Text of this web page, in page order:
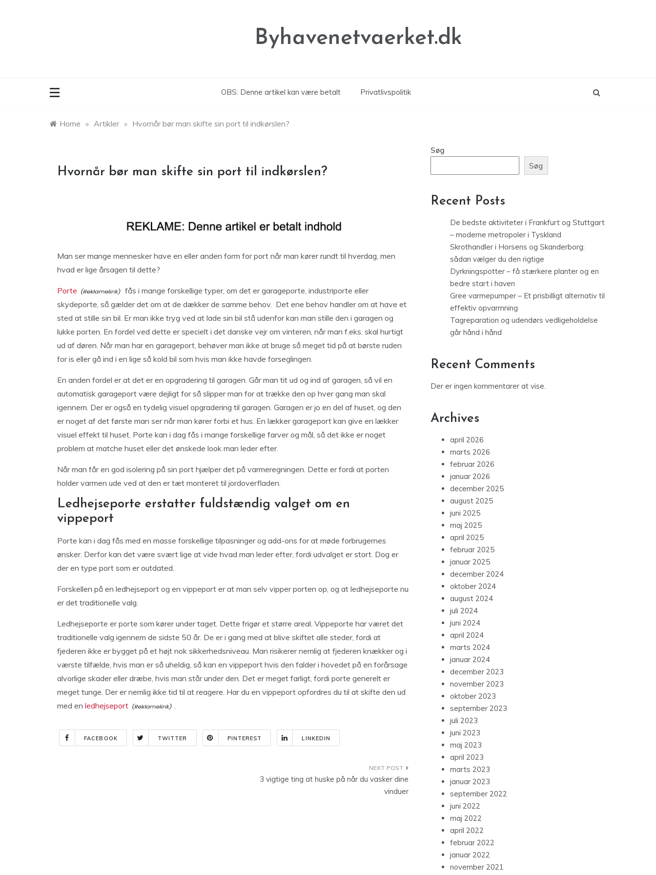
Byhavenetvaerket.dk
OBS: Denne artikel kan være betalt Privatlivspolitik
Home » Artikler » Hvornår bør man skifte sin port til indkørslen?
Hvornår bør man skifte sin port til indkørslen?
Man ser mange mennesker have en eller anden form for port når man kører rundt til hverdag, men
hvad er lige årsagen til dette?
Porte
fås i mange forskellige typer, om det er garageporte, industriporte eller
skydeporte, så gælder det om at de dækker de samme behov. Det ene behov handler om at have et
sted at stille sin bil. Er man ikke tryg ved at lade sin bil stå udenfor kan man stille den i garagen og
lukke porten. En fordel ved dette er specielt i det danske vejr om vinteren, når man f.eks. skal hurtigt
ud af døren. Når man har en garageport, behøver man ikke at bruge så meget tid på at børste ruden
for is eller gå ind i en lige så kold bil som hvis man ikke havde forseglingen.
En anden fordel er at det er en opgradering til garagen. Går man tit ud og ind af garagen, så vil en
automatisk garageport være dejligt for så slipper man for at trække den op hver gang man skal
igennem. Der er også en tydelig visuel opgradering til garagen. Garagen er jo en del af huset, og den
er noget af det første man ser når man kører forbi et hus. En lækker garageport kan give en lækker
visuel effekt til huset. Porte kan i dag fås i mange forskellige farver og mål, så det ikke er noget
problem at matche huset eller det ønskede look man leder efter.
Når man får en god isolering på sin port hjælper det på varmeregningen. Dette er fordi at porten
holder varmen ude ved at den er tæt monteret til jordoverfladen.
Ledhejseporte erstatter fuldstændig valget om en
vippeport
Porte kan i dag fås med en masse forskellige tilpasninger og add-ons for at møde forbrugernes
ønsker. Derfor kan det være svært lige at vide hvad man leder efter, fordi udvalget er stort. Dog er
der en type port som er outdated.
Forskellen på en ledhejseport og en vippeport er at man selv vipper porten op, og at ledhejseporte nu
er det traditionelle valg.
Ledhejseporte er porte som kører under taget. Dette frigør et større areal. Vippeporte har været det
traditionelle valg igennem de sidste 50 år. De er i gang med at blive skiftet alle steder, fordi at
fjederen ikke er bygget på et højt nok sikkerhedsniveau. Man risikerer nemlig at fjederen knækker og i
værste tilfælde, hvis man er så uheldig, så kan en vippeport hvis den falder i hovedet på en forårsage
alvorlige skader eller dræbe, hvis man står under den. Det er meget farligt, fordi porte generelt er
meget tunge. Der er nemlig ikke tid til at reagere. Har du en vippeport opfordres du til at skifte den ud
med en ledhejseport .
FACEBOOK TWITTER PINTEREST LINKEDIN
3 vigtige ting at huske på når du vasker dine
vinduer
Søg
Søg
Recent Posts
De bedste aktiviteter i Frankfurt og Stuttgart
– moderne metropoler i Tyskland
Skrothandler i Horsens og Skanderborg:
sådan vælger du den rigtige
Dyrkningspotter – få stærkere planter og en
bedre start i haven
Gree varmepumper – Et prisbilligt alternativ til
effektiv opvarmning
Tagreparation og udendørs vedligeholdelse
går hånd i hånd
Recent Comments
Der er ingen kommentarer at vise.
Archives
april 2026
marts 2026
februar 2026
januar 2026
december 2025
august 2025
juni 2025
maj 2025
april 2025
februar 2025
januar 2025
december 2024
oktober 2024
august 2024
juli 2024
juni 2024
april 2024
marts 2024
januar 2024
december 2023
november 2023
oktober 2023
september 2023
juli 2023
juni 2023
maj 2023
april 2023
marts 2023
januar 2023
september 2022
juni 2022
maj 2022
april 2022
februar 2022
januar 2022
november 2021